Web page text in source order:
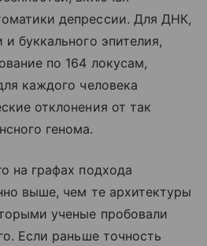
депрессии. Для ДНК,
буккального эпителия,
по 164 локусам,
каждого человека
отклонения от так
генома.
на графах подхода
выше, чем те архитектуры
ученые пробовали
Если раньше точность